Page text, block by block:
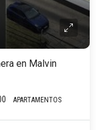
en Malvin
APARTAMENTOS